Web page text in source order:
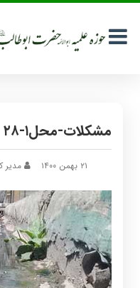
مشکلات-محل۱-۲۸
مدیر